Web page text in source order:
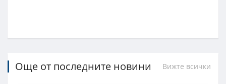
Още от последните новини Вижте всички